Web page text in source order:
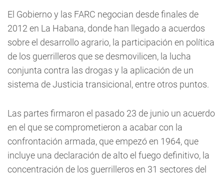
El Gobierno y las FARC negocian desde finales de
2012 en La Habana, donde han llegado a acuerdos
sobre el desarrollo agrario, la participación en política
de los guerrilleros que se desmovilicen, la lucha
conjunta contra las drogas y la aplicación de un
sistema de Justicia transicional, entre otros puntos.
Las partes firmaron el pasado 23 de junio un acuerdo
en el que se comprometieron a acabar con la
confrontación armada, que empezó en 1964, que
incluye una declaración de alto el fuego definitivo, la
concentración de los guerrilleros en 31 sectores del